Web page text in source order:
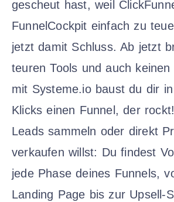
gescheut hast, weil
FunnelCockpit einfach zu
jetzt damit Schluss. Ab jetzt
teuren Tools und auch
mit Systeme.io baust du dir
Klicks einen Funnel, der
Leads sammeln oder direkt
verkaufen willst: Du findest
jede Phase deines Funnels,
Landing Page bis zur Upsell-